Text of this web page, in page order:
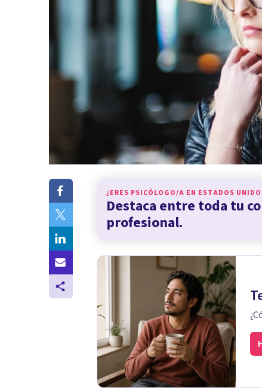
¿ERES PSICÓLOGO/A EN ESTADOS
Destaca entre toda tu
profesional.